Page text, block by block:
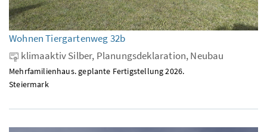
Wohnen Tiergartenweg 32b
klimaaktiv Silber, Planungsdeklaration, Neubau
Mehrfamilienhaus. geplante Fertigstellung 2026.
Steiermark